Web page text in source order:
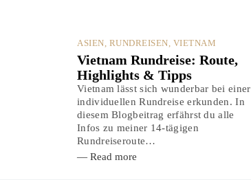
ASI­EN, RUND­REI­SEN, VIET­NAM
Viet­nam Rund­rei­se: Rou­te,
High­lights & Tipps
Viet­nam lässt sich wun­der­bar bei einer
indi­vi­du­el­len Rund­rei­se erkun­den. In
die­sem Blog­bei­trag erfährst du alle
Infos zu mei­ner 14-tägi­gen
Rundreiseroute…
— Read more